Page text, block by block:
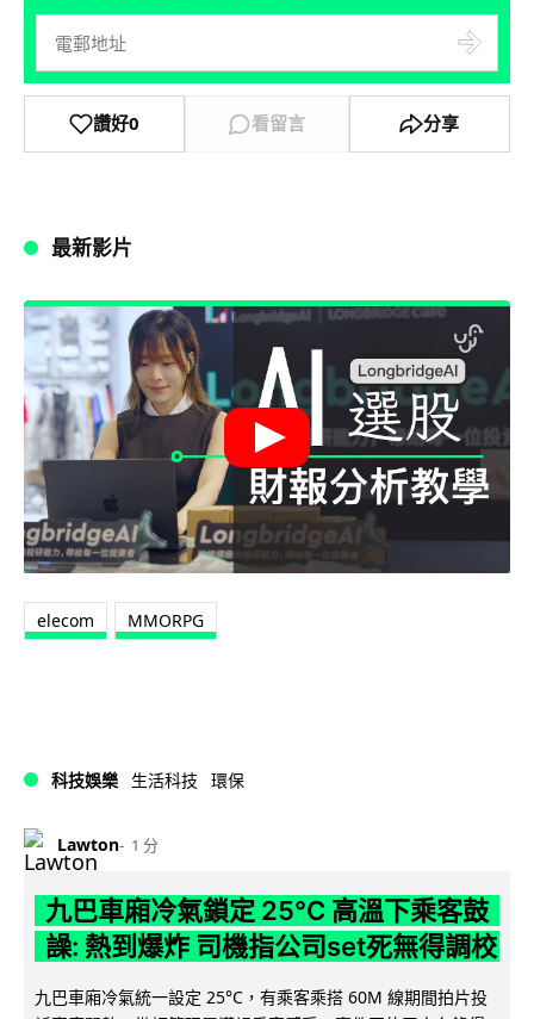
讚好0 看留言 分享
最新影片
elecom MMORPG
科技娛樂 生活科技 環保
Lawton 1 分
九巴車廂冷氣鎖定 25°C 高溫下乘客鼓
譟: 熱到爆炸 司機指公司set死無得調校
九巴車廂冷氣統一設定 25°C，有乘客乘搭 60M 線期間拍片投